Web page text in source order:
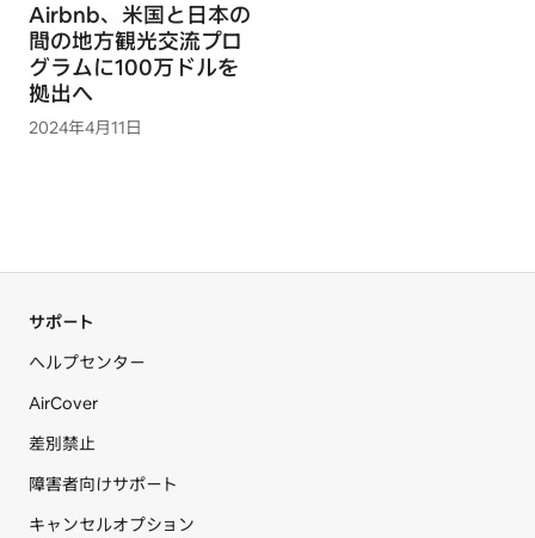
Airbnb、米国と日本の
間の地方観光交流プロ
グラムに100万ドルを
拠出へ
2024年4月11日
サポート
ヘルプセンター
AirCover
差別禁止
障害者向けサポート
キャンセルオプション